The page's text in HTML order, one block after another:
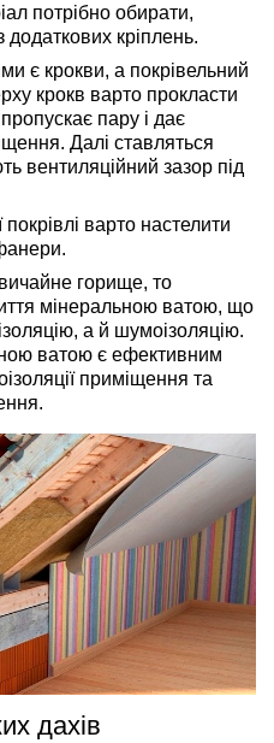
потрібно обирати,
кріплень.
є крокви, а покрівельний
крокв варто прокласти
пару і дає
Далі ставляться
вентиляційний зазор під
варто настелити
горище, то
мінеральною ватою, що
а й шумоізоляцію.
ватою є ефективним
приміщення та
дахів